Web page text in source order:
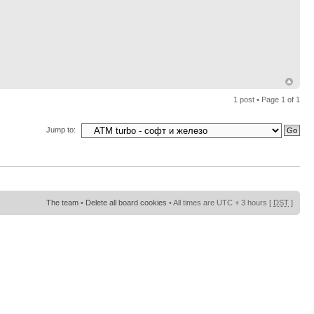
1 post • Page 1 of 1
Jump to:
The team • Delete all board cookies • All times are UTC + 3 hours [ DST ]